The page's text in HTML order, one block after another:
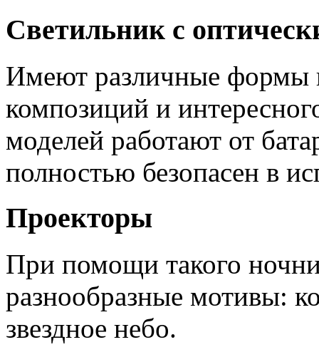
Светильник с
Имеют различные формы
композиций и
моделей работают от
полностью безопасен в
Проекторы
При помощи такого
разнообразные мотивы:
звездное небо.